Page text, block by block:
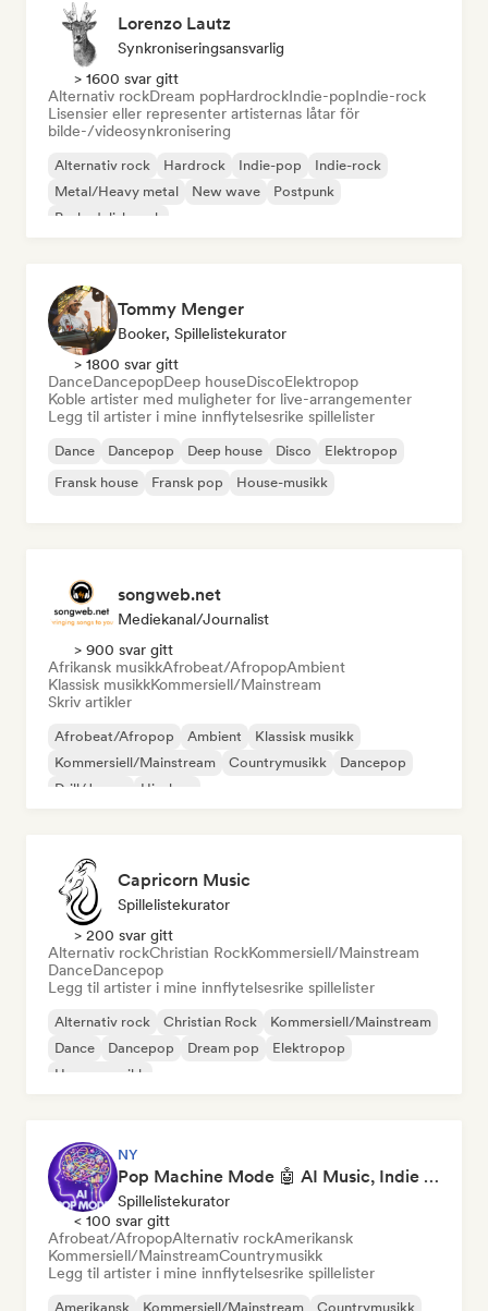
Lorenzo Lautz
Synkroniseringsansvarlig
> 1600 svar gitt
Alternativ rockDream popHardrockIndie-popIndie-rock
Lisensier eller representer artisternas låtar för
bilde-/videosynkronisering
Alternativ rock Hardrock Indie-pop
Indie-rock
Metal/Heavy metal
New wave
Postpunk
Psykedelisk rock
Tommy Menger
Booker, Spillelistekurator
> 1800 svar gitt
DanceDancepopDeep houseDiscoElektropop
Koble artister med muligheter for live-arrangementer
Legg til artister i mine innflytelsesrike spillelister
Dance Dancepop Deep house Disco
Elektropop
Fransk house
Fransk pop House-musikk
songweb.net
Mediekanal/journalist
> 900 svar gitt
Afrikansk musikkAfrobeat/AfropopAmbient
Klassisk musikkKommersiell/Mainstream
Skriv artikler
Afrobeat/Afropop Ambient
Klassisk musikk
Kommersiell/Mainstream
Countrymusikk
Dancepop
Drill/Jersey
Hip-hop
Capricorn Music
Spillelistekurator
> 200 svar gitt
Alternativ rockChristian RockKommersiell/Mainstream
DanceDancepop
Legg til artister i mine innflytelsesrike spillelister
Alternativ rock Christian Rock
Kommersiell/Mainstream
Dance
Dancepop Dream pop
Elektropop
House-musikk
NY
Pop Machine Mode 🤖 AI Music, Indie Pop & Dream Pop
Spillelistekurator
< 100 svar gitt
Afrobeat/AfropopAlternativ rockAmerikansk
Kommersiell/MainstreamCountrymusikk
Legg til artister i mine innflytelsesrike spillelister
Amerikansk Kommersiell/Mainstream Countrymusikk